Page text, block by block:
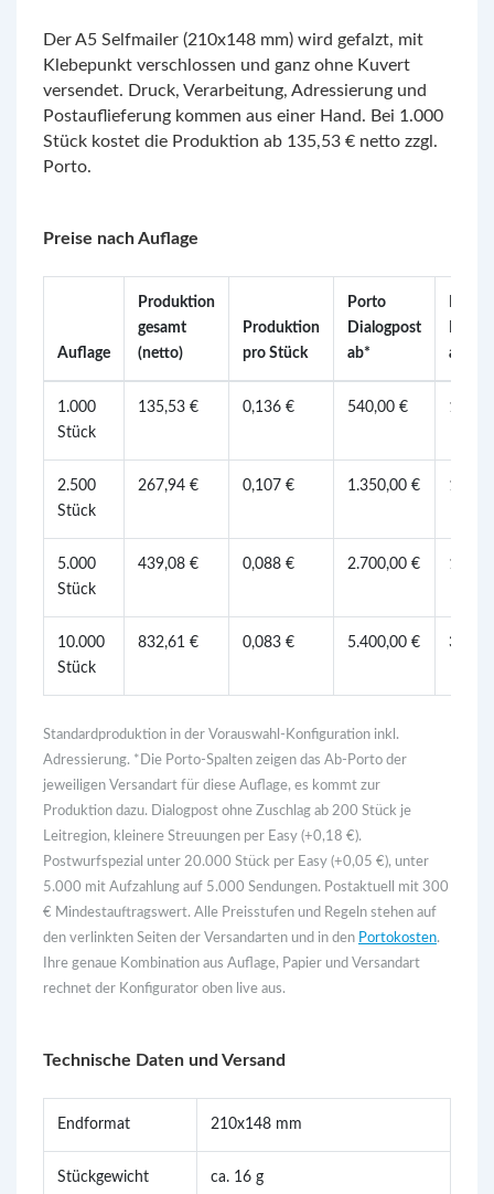
Der A5 Selfmailer (210x148 mm) wird gefalzt, mit
Klebepunkt verschlossen und ganz ohne Kuvert
versendet. Druck, Verarbeitung, Adressierung und
Postauflieferung kommen aus einer Hand. Bei 1.000
Stück kostet die Produktion ab 135,53 € netto zzgl.
Porto.
Preise nach Auflage
Auflage
Produktion
gesamt
(netto)
Produktion
pro Stück
Porto
Dialogpost
ab*
ab*
1.000
Stück
135,53 € 0,136 € 540,00 €
2.500
Stück
267,94 € 0,107 € 1.350,00 €
5.000
Stück
439,08 € 0,088 € 2.700,00 €
10.000
Stück
832,61 € 0,083 € 5.400,00 €
Standardproduktion in der Vorauswahl-Konfiguration inkl.
Adressierung. *Die Porto-Spalten zeigen das Ab-Porto der
jeweiligen Versandart für diese Auflage, es kommt zur
Produktion dazu. Dialogpost ohne Zuschlag ab 200 Stück je
Leitregion, kleinere Streuungen per Easy (+0,18 €).
Postwurfspezial unter 20.000 Stück per Easy (+0,05 €), unter
5.000 mit Aufzahlung auf 5.000 Sendungen. Postaktuell mit 300
€ Mindestauftragswert. Alle Preisstufen und Regeln stehen auf
den verlinkten Seiten der Versandarten und in den Portokosten.
Ihre genaue Kombination aus Auflage, Papier und Versandart
rechnet der Konfigurator oben live aus.
Technische Daten und Versand
Endformat 210x148 mm
Stückgewicht
ca. 16 g